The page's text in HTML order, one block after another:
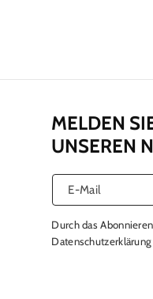
MELDEN
UNSEREN
E-Mail
Durch das
Datenschutzerklärung